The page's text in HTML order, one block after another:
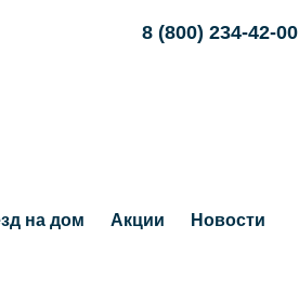
8 (800) 234-42-00
на дом Акции Новости